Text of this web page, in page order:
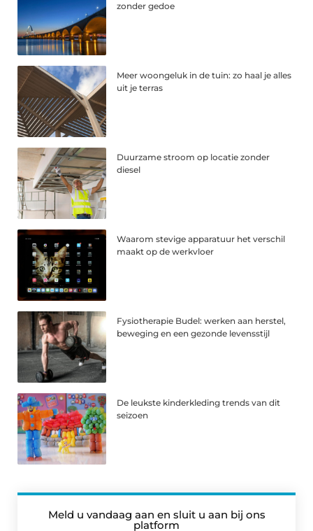
zonder gedoe
Meer woongeluk in de tuin: zo haal je alles
uit je terras
Duurzame stroom op locatie zonder
diesel
Waarom stevige apparatuur het verschil
maakt op de werkvloer
Fysiotherapie Budel: werken aan herstel,
beweging en een gezonde levensstijl
De leukste kinderkleding trends van dit
seizoen
Meld u vandaag aan en sluit u aan bij ons
platform